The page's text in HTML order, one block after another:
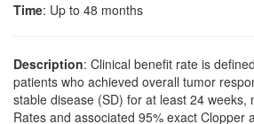
Time: Up to 48 months
Description: Clinical benefit rate is
patients who achieved overall tumor
stable disease (SD) for at least 24 weeks,
Rates and associated 95% exact Clopper